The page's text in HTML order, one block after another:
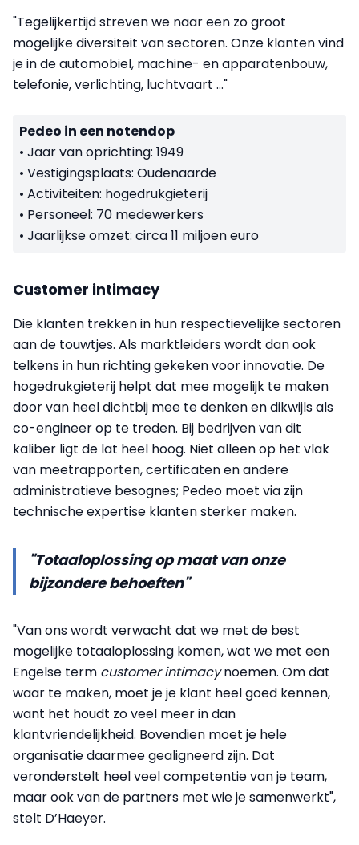
"Tegelijkertijd streven we naar een zo groot
mogelijke diversiteit van sectoren. Onze klanten vind
je in de automobiel, machine- en apparatenbouw,
telefonie, verlichting, luchtvaart …"
Pedeo in een notendop
• Jaar van oprichting: 1949
• Vestigingsplaats: Oudenaarde
• Activiteiten: hogedrukgieterij
• Personeel: 70 medewerkers
• Jaarlijkse omzet: circa 11 miljoen euro
Customer intimacy
Die klanten trekken in hun respectievelijke sectoren
aan de touwtjes. Als marktleiders wordt dan ook
telkens in hun richting gekeken voor innovatie. De
hogedrukgieterij helpt dat mee mogelijk te maken
door van heel dichtbij mee te denken en dikwijls als
co-engineer op te treden. Bij bedrijven van dit
kaliber ligt de lat heel hoog. Niet alleen op het vlak
van meetrapporten, certificaten en andere
administratieve besognes; Pedeo moet via zijn
technische expertise klanten sterker maken.
"Totaaloplossing op maat van onze
bijzondere behoeften"
"Van ons wordt verwacht dat we met de best
mogelijke totaaloplossing komen, wat we met een
Engelse term customer intimacynoemen. Om dat
waar te maken, moet je je klant heel goed kennen,
want het houdt zo veel meer in dan
klantvriendelijkheid. Bovendien moet je hele
organisatie daarmee gealigneerd zijn. Dat
veronderstelt heel veel competentie van je team,
maar ook van de partners met wie je samenwerkt",
stelt D’Haeyer.